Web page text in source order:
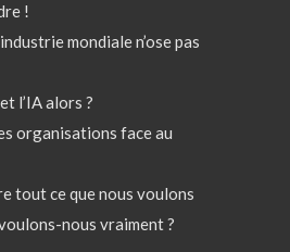
!
mondiale n’ose pas
l’IA alors ?
organisations face au
tout ce que nous voulons
nous vraiment ?